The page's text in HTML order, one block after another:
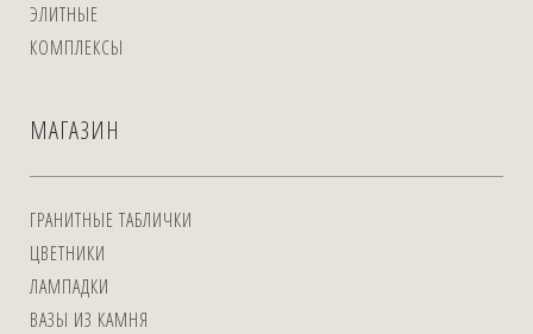
ЭЛИТНЫЕ
КОМПЛЕКСЫ
МАГАЗИН
ГРАНИТНЫЕ ТАБЛИЧКИ
ЦВЕТНИКИ
ЛАМПАДКИ
ВАЗЫ ИЗ КАМНЯ